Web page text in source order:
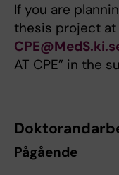
If you are
thesis project at
AT CPE” in the
Pågående